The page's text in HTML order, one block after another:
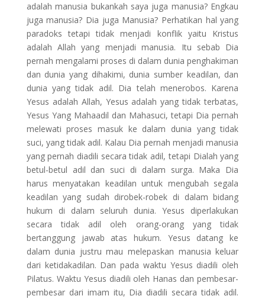
adalah manusia bukankah saya juga manusia? Engkau
juga manusia? Dia juga Manusia? Perhatikan hal yang
paradoks tetapi tidak menjadi konflik yaitu Kristus
adalah Allah yang menjadi manusia. Itu sebab Dia
pernah mengalami proses di dalam dunia penghakiman
dan dunia yang dihakimi, dunia sumber keadilan, dan
dunia yang tidak adil. Dia telah menerobos. Karena
Yesus adalah Allah, Yesus adalah yang tidak terbatas,
Yesus Yang Mahaadil dan Mahasuci, tetapi Dia pernah
melewati proses masuk ke dalam dunia yang tidak
suci, yang tidak adil. Kalau Dia pernah menjadi manusia
yang pernah diadili secara tidak adil, tetapi Dialah yang
betul-betul adil dan suci di dalam surga. Maka Dia
harus menyatakan keadilan untuk mengubah segala
keadilan yang sudah dirobek-robek di dalam bidang
hukum di dalam seluruh dunia. Yesus diperlakukan
secara tidak adil oleh orang-orang yang tidak
bertanggung jawab atas hukum. Yesus datang ke
dalam dunia justru mau melepaskan manusia keluar
dari ketidakadilan. Dan pada waktu Yesus diadili oleh
Pilatus. Waktu Yesus diadili oleh Hanas dan pembesar-
pembesar dari imam itu, Dia diadili secara tidak adil.